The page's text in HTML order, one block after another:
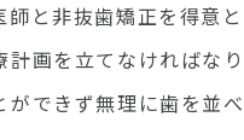
と非抜歯矯正を得意と
画を立てなければなり
できず無理に歯を並べ